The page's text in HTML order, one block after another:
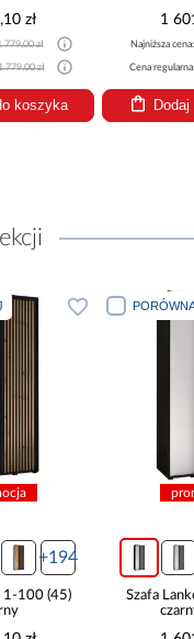
zł
779,00 zł
779,00 zł
koszyka
1
Najniższa
Cena
+194
1-100 (45)
Szafa